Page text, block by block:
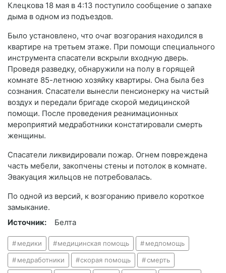
Клецкова 18 мая в 4:13 поступило сообщение о запахе
дыма в одном из подъездов.
Было установлено, что очаг возгорания находился в
квартире на третьем этаже. При помощи специального
инструмента спасатели вскрыли входную дверь.
Проведя разведку, обнаружили на полу в горящей
комнате 85-летнюю хозяйку квартиры. Она была без
сознания. Спасатели вынесли пенсионерку на чистый
воздух и передали бригаде скорой медицинской
помощи. После проведения реанимационных
мероприятий медработники констатировали смерть
женщины.
Спасатели ликвидировали пожар. Огнем повреждена
часть мебели, закопчены стены и потолок в комнате.
Эвакуация жильцов не потребовалась.
По одной из версий, к возгоранию привело короткое
замыкание.
Источник:
Белта
медики медицинская помощь медпомощь
медработники скорая помощь смерть